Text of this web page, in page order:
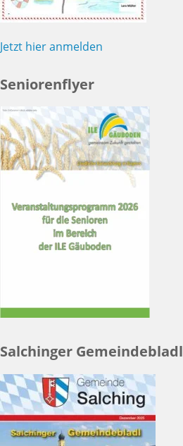
Jetzt hier anmelden
Seniorenflyer
Salchinger Gemeindebladl